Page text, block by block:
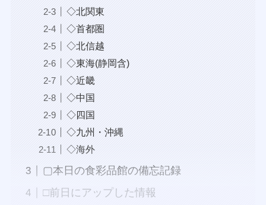
◇北関東
◇首都圏
◇北信越
◇東海(静岡含)
◇近畿
◇中国
◇四国
◇九州・沖縄
◇海外
▢本日の食彩品館の備忘記録
□前日にアップした情報